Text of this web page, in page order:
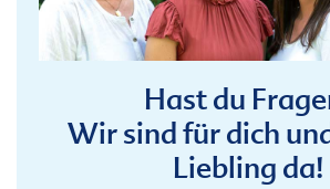
Hast du
Wir sind für dich
Liebling da!